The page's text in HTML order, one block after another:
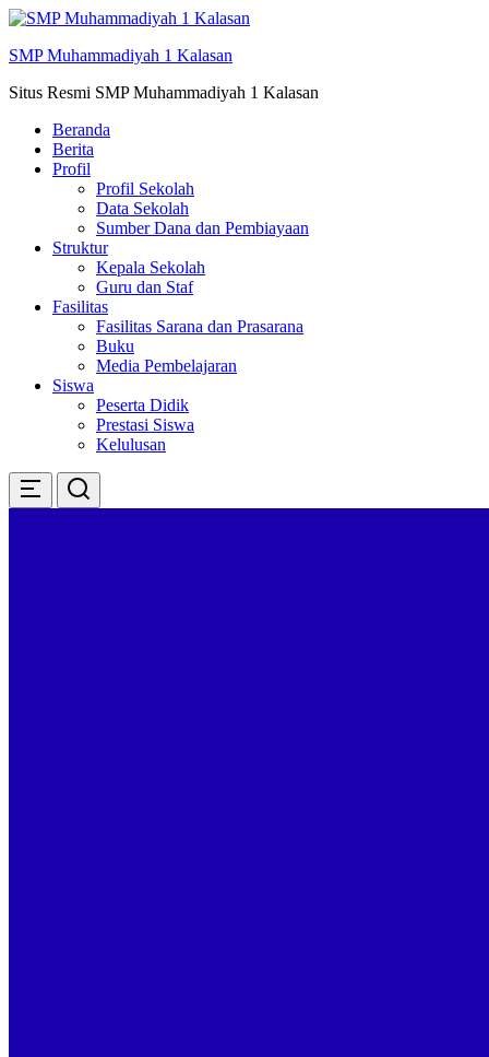
Skip
konten
SMP Muhammadiyah 1 Kalasan
Situs Resmi SMP Muhammadiyah 1 Kalasan
Beranda
Berita
Profil
Profil Sekolah
Data Sekolah
Sumber Dana dan Pembiayaan
Struktur
Kepala Sekolah
Guru dan Staf
Fasilitas
Fasilitas Sarana dan Prasarana
Buku
Media Pembelajaran
Siswa
Peserta Didik
Prestasi Siswa
Kelulusan